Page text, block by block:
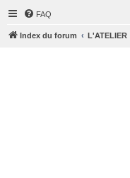
FAQ
Index du forum L'ATELIER